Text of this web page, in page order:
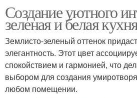
Создание уютного
зеленая и белая
Землисто-зеленый оттенок
элегантность. Этот цвет
спокойствием и гармонией, что
выбором для создания
любом помещении.